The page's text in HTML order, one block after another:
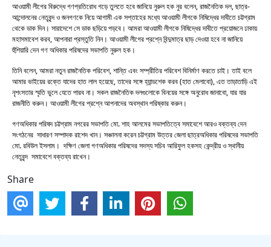
আওয়ামী লীগের বিরুদ্ধে গণপ্রতিরোধ গড়ে তুলতে হবে জানিয়ে নুরুল হক নুর বলেন, রাজনৈতিক দল, ছাত্র-
আন্দোলনের নেতৃবৃন্দ ও জনগণকে নিয়ে আগামী এক সপ্তাহের মধ্যে আওয়ামী লীগকে নিষিদ্ধের দাবীতে চট্টগ্রাম
থেকে ডাক দিন। সারাদেশে সে ডাক ছড়িয়ে পড়বে। আমরা আওয়ামী লীগকে নিষিদ্ধের দাবীতে প্রয়োজনে ঢাকায়
মহাসমাবেশ করব, আপনারা প্রস্তুতি নিন। আওয়ামী লীগের প্রশ্নে বিন্দুমাত্র ছাড় দেওয়া হবে না জানিয়ে
হুঁশিয়ারি দেন গণ অধিকার পরিষদের সভাপতি নুরুল হক।
তিনি বলেন, আমরা নতুন রাজনৈতিক পরিবেশ, শান্তি এবং সম্প্রীতির পরিবেশ বিনির্মাণ করতে চাই। তাই বলে
আমার ভাইয়ের রক্তে যাদের হাত লাল হয়েছে, তাদের সঙ্গে হ্যান্ডশেক করব (হাত মেলাবো), এত তাড়াতাড়ি এই
নৃশংসতার স্মৃতি ভুলে যেতে পারব না। সকল রাজনৈতিক দলগুলোকে বিনয়ের সঙ্গে অনুরোধ জানাবো, যার যার
রাজনীতি করুন। আওয়ামী লীগের প্রশ্নে আপনাদের অবস্থান পরিষ্কার করুন।
গণঅধিকার পরিষদ চট্টগ্রাম নগরের সভাপতি মো. শাহ আলমের সভাপতিত্বে সমাবেশে আরও বক্তব্য দেন
সংগঠনের সাধারণ সম্পাদক রাশেদ খান। সঞ্চালনা করেন চট্টগ্রাম উত্তর জেলা ছাত্রঅধিকার পরিষদের সভাপতি
মো. রবিউল ইসলাম। দক্ষিণ জেলা গণঅধিকার পরিষদের সদস্য সচিব আরিফুল হকসহ কেন্দ্রীয় ও স্থানীয়
নেতৃবৃন্দ সমাবেশে বক্তব্য রাখেন।
Share